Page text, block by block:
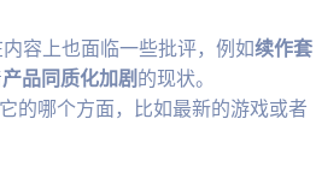
容上也面临一些批评，例如续作套
产品同质化加剧 的现状。
的哪个方面，比如最新的游戏或者